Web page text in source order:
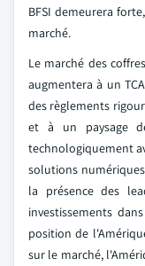
BFSI demeurera
marché.
Le marché des
augmentera à un
des règlements
et à un paysage
technologiquement
solutions
la présence des
investissements
position de
sur le marché,